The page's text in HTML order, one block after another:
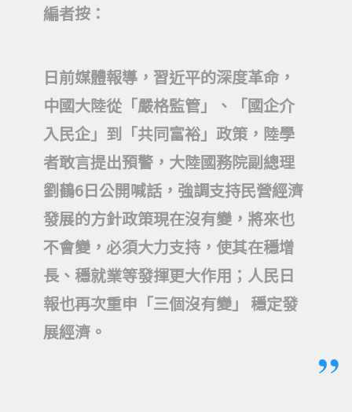
編者按：
日前媒體報導，習近平的深度革命，
中國大陸從「嚴格監管」、「國企介
入民企」到「共同富裕」政策，陸學
者敢言提出預警，大陸國務院副總理
劉鶴6日公開喊話，強調支持民營經濟
發展的方針政策現在沒有變，將來也
不會變，必須大力支持，使其在穩增
長、穩就業等發揮更大作用；人民日
報也再次重申「三個沒有變」 穩定發
展經濟。